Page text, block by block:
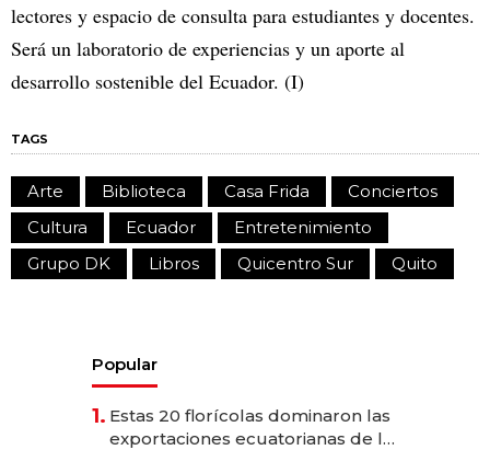
lectores y espacio de consulta para estudiantes y docentes.
Será un laboratorio de experiencias y un aporte al
desarrollo sostenible del Ecuador. (I)
TAGS
Arte Biblioteca Casa Frida
Conciertos
Cultura
Ecuador
Entretenimiento
Grupo DK
Libros Quicentro Sur Quito
Popular
1. Estas 20 florícolas dominaron las
exportaciones ecuatorianas de la